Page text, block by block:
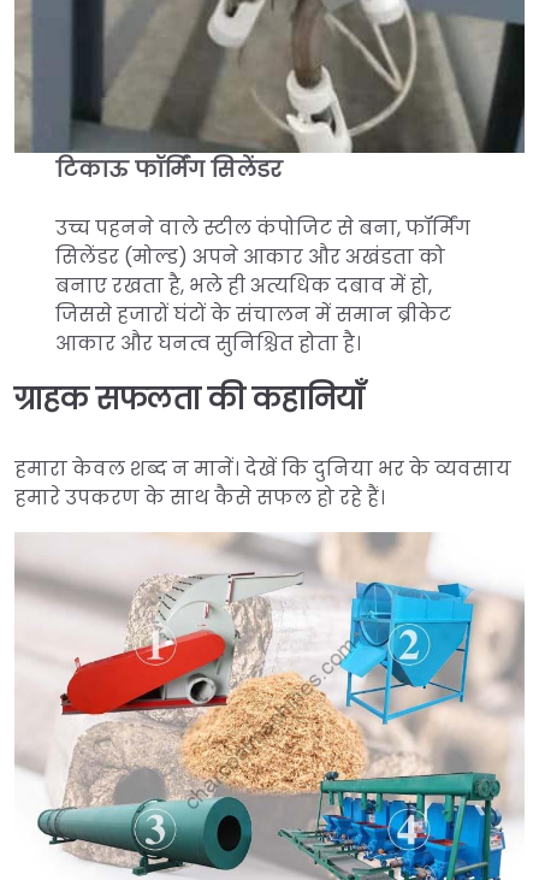
टिकाऊ फॉर्मिंग सिलेंडर
उच्च पहनने वाले स्टील कंपोजिट से बना, फॉर्मिंग
सिलेंडर (मोल्ड) अपने आकार और अखंडता को
बनाए रखता है, भले ही अत्यधिक दबाव में हो,
जिससे हजारों घंटों के संचालन में समान ब्रीकेट
आकार और घनत्व सुनिश्चित होता है।
ग्राहक सफलता की कहानियाँ
हमारा केवल शब्द न मानें। देखें कि दुनिया भर के व्यवसाय
हमारे उपकरण के साथ कैसे सफल हो रहे हैं।